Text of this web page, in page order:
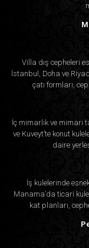
Villa dış cepheleri
İstanbul, Doha ve
çatı formları,
İç mimarlık ve mimari
ve Kuveyt’te konut
daire
İş kulelerinde
Manama’da ticari
kat planları,